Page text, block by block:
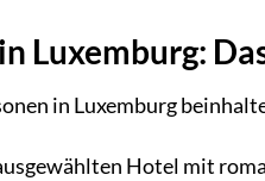
Luxemburg:
in Luxemburg
Hotel mit